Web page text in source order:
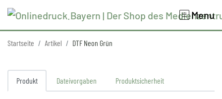
Menu
Startseite Artikel DTF Neon Grün
Produkt Dateivorgaben Produktsicherheit